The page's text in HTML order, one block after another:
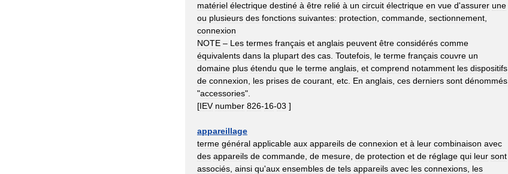
matériel électrique destiné à être relié à un circuit électrique en vue d'assurer une
ou plusieurs des fonctions suivantes: protection commande sectionnement
connexion
NOTE – Les termes français et anglais peuvent être considérés comme
équivalents dans la plupart des cas Toutefois le terme français couvre un
domaine plus étendu que le terme anglais et comprend notamment les dispositifs
de connexion les prises de courant etc En anglais ces derniers sont dénommés
"accessories".
[IEV number 826-16-03 ]
appareillage
terme général applicable aux appareils de connexion et à leur combinaison avec
des appareils de commande de mesure de protection et de réglage qui leur sont
associés ainsi qu'aux ensembles de tels appareils avec les connexions les